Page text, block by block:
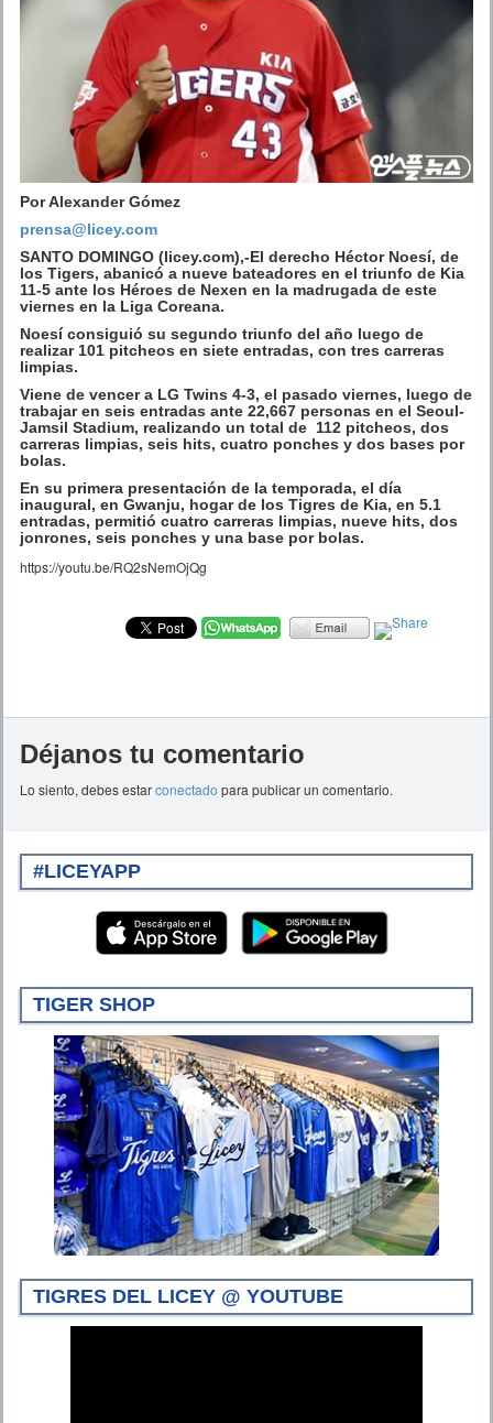
Por Alexander Gómez
prensa@licey.com
SANTO DOMINGO (licey.com),-El derecho Héctor Noesí, de
los Tigers, abanicó a nueve bateadores en el triunfo de Kia
11-5 ante los Héroes de Nexen en la madrugada de este
viernes en la Liga Coreana.
Noesí consiguió su segundo triunfo del año luego de
realizar 101 pitcheos en siete entradas, con tres carreras
limpias.
Viene de vencer a LG Twins 4-3, el pasado viernes, luego de
trabajar en seis entradas ante 22,667 personas en el Seoul-
Jamsil Stadium, realizando un total de 112 pitcheos, dos
carreras limpias, seis hits, cuatro ponches y dos bases por
bolas.
En su primera presentación de la temporada, el día
inaugural, en Gwanju, hogar de los Tigres de Kia, en 5.1
entradas, permitió cuatro carreras limpias, nueve hits, dos
jonrones, seis ponches y una base por bolas.
https://youtu.be/RQ2sNemOjQg
Déjanos tu comentario
Lo siento, debes estarconectado para publicar un comentario.
#LICEYAPP
TIGER SHOP
TIGRES DEL LICEY @ YOUTUBE